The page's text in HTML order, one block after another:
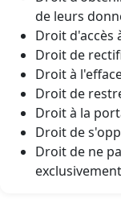
de leurs
Droit d'accès
Droit de
Droit à
Droit de
Droit à la
Droit de
Droit de ne